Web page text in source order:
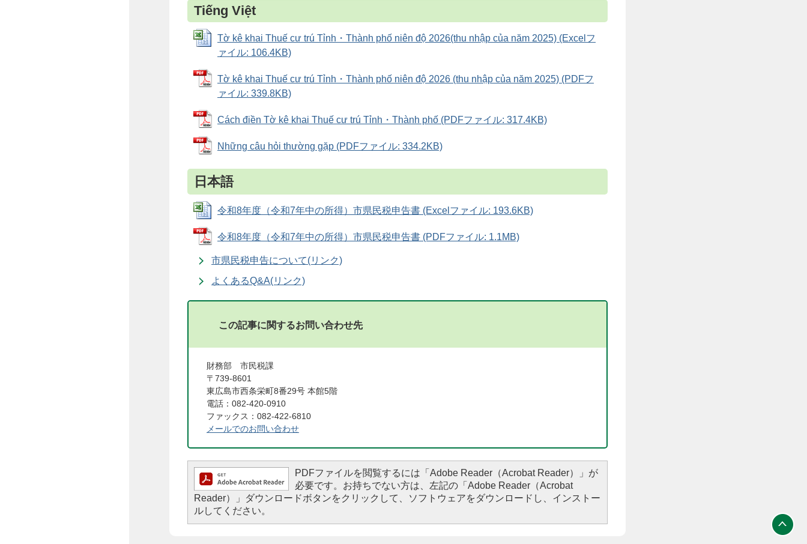
Tiếng Việt
Tờ kê khai Thuế cư trú Tỉnh・Thành phố niên độ 2026(thu nhập của năm 2025) (Excelフ
ァイル: 106.4KB)
Tờ kê khai Thuế cư trú Tỉnh・Thành phố niên độ 2026 (thu nhập của năm 2025) (PDFフ
ァイル: 339.8KB)
Cách điền Tờ kê khai Thuế cư trú Tỉnh・Thành phố (PDFファイル: 317.4KB)
Những câu hỏi thường gặp (PDFファイル: 334.2KB)
日本語
令和8年度（令和7年中の所得）市県民税申告書 (Excelファイル: 193.6KB)
令和8年度（令和7年中の所得）市県民税申告書 (PDFファイル: 1.1MB)
市県民税申告について(リンク)
よくあるQ&A(リンク)
この記事に関するお問い合わせ先
財務部 市民税課
〒739-8601
東広島市西条栄町8番29号 本館5階
電話：082-420-0910
ファックス：082-422-6810
メールでのお問い合わせ
PDFファイルを閲覧するには「Adobe Reader（Acrobat Reader）」が
必要です。お持ちでない方は、左記の「Adobe Reader（Acrobat
Reader）」ダウンロードボタンをクリックして、ソフトウェアをダウンロードし、インストー
ルしてください。